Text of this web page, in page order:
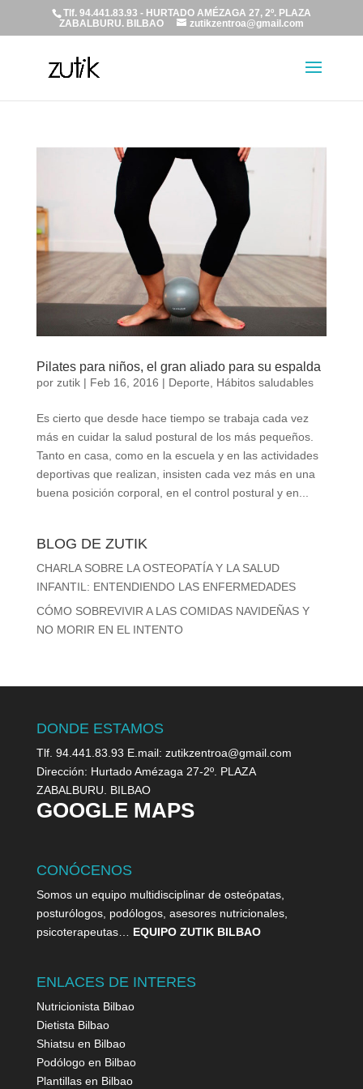
Tlf. 94.441.83.93 - HURTADO AMÉZAGA 27, 2º. PLAZA
ZABALBURU. BILBAO
zutikzentroa@gmail.com
Pilates para niños, el gran aliado para su espalda
por zutik| Feb 16, 2016 | Deporte, Hábitos saludables
Es cierto que desde hace tiempo se trabaja cada vez
más en cuidar la salud postural de los más pequeños.
Tanto en casa, como en la escuela y en las actividades
deportivas que realizan, insisten cada vez más en una
buena posición corporal, en el control postural y en...
BLOG DE ZUTIK
CHARLA SOBRE LA OSTEOPATÍA Y LA SALUD
INFANTIL: ENTENDIENDO LAS ENFERMEDADES
CÓMO SOBREVIVIR A LAS COMIDAS NAVIDEÑAS Y
NO MORIR EN EL INTENTO
DONDE ESTAMOS
Tlf. 94.441.83.93 E.mail: zutikzentroa@gmail.com
Dirección: Hurtado Amézaga 27-2º. PLAZA
ZABALBURU. BILBAO
GOOGLE MAPS
CONÓCENOS
Somos un equipo multidisciplinar de osteópatas,
posturólogos, podólogos, asesores nutricionales,
psicoterapeutas… EQUIPO ZUTIK BILBAO
ENLACES DE INTERES
Nutricionista Bilbao
Dietista Bilbao
Shiatsu en Bilbao
Podólogo en Bilbao
Plantillas en Bilbao